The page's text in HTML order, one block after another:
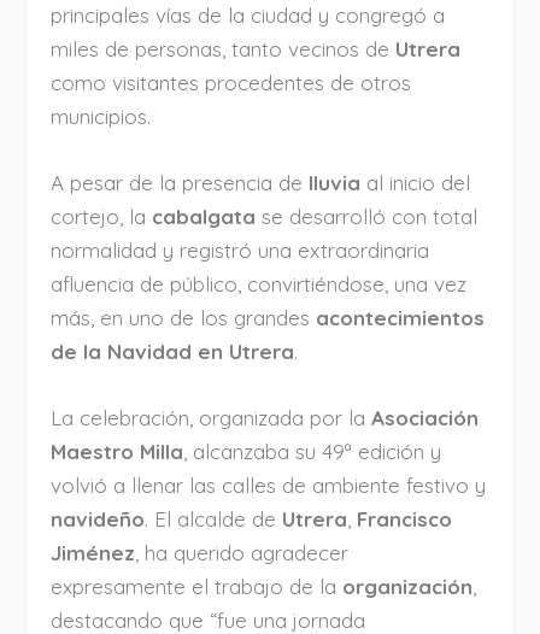
principales vías de la ciudad y congregó a
miles de personas, tanto vecinos de Utrera
como visitantes procedentes de otros
municipios.
A pesar de la presencia de lluvia al inicio del
cortejo, la cabalgata se desarrolló con total
normalidad y registró una extraordinaria
afluencia de público, convirtiéndose, una vez
más, en uno de los grandes acontecimientos
de la Navidad en Utrera.
La celebración, organizada por laAsociación
Maestro Milla , alcanzaba su 49ª edición y
volvió a llenar las calles de ambiente festivo y
navideño. El alcalde de Utrera Francisco
Jiménez , ha querido agradecer
expresamente el trabajo de la organización
destacando que “fue una jornada